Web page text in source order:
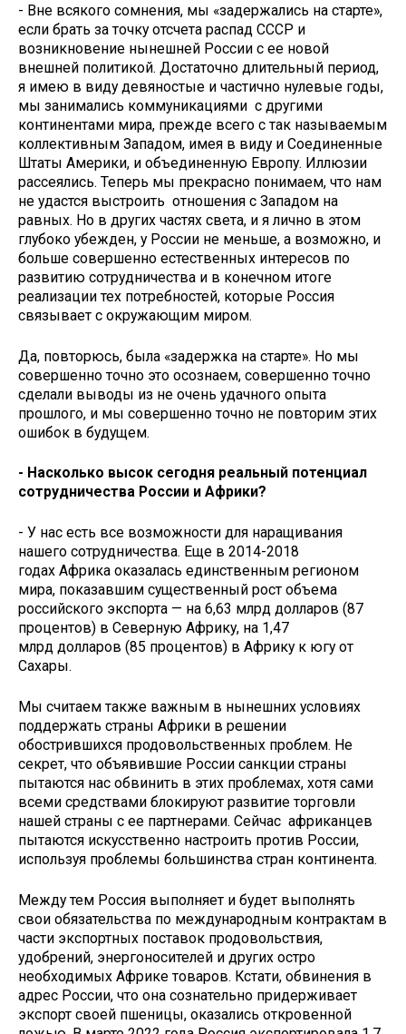
- Вне всякого сомнения, мы «задержались на старте»,
если брать за точку отсчета распад СССР и
возникновение нынешней России с ее новой
внешней политикой. Достаточно длительный период,
я имею в виду девяностые и частично нулевые годы,
мы занимались коммуникациями с другими
континентами мира, прежде всего с так называемым
коллективным Западом, имея в виду и Соединенные
Штаты Америки, и объединенную Европу. Иллюзии
рассеялись. Теперь мы прекрасно понимаем, что нам
не удастся выстроить отношения с Западом на
равных. Но в других частях света, и я лично в этом
глубоко убежден, у России не меньше, а возможно, и
больше совершенно естественных интересов по
развитию сотрудничества и в конечном итоге
реализации тех потребностей, которые Россия
связывает с окружающим миром.
Да, повторюсь, была «задержка на старте». Но мы
совершенно точно это осознаем, совершенно точно
сделали выводы из не очень удачного опыта
прошлого, и мы совершенно точно не повторим этих
ошибок в будущем.
- Насколько высок сегодня реальный потенциал
сотрудничества России и Африки?
- У нас есть все возможности для наращивания
нашего сотрудничества. Еще в 2014-2018
годах Африка оказалась единственным регионом
мира, показавшим существенный рост объема
российского экспорта — на 6,63 млрд долларов (87
процентов) в Северную Африку, на 1,47
млрд долларов (85 процентов) в Африку к югу от
Сахары.
Мы считаем также важным в нынешних условиях
поддержать страны Африки в решении
обострившихся продовольственных проблем. Не
секрет, что объявившие России санкции страны
пытаются нас обвинить в этих проблемах, хотя сами
всеми средствами блокируют развитие торговли
нашей страны с ее партнерами. Сейчас африканцев
пытаются искусственно настроить против России,
используя проблемы большинства стран континента.
Между тем Россия выполняет и будет выполнять
свои обязательства по международным контрактам в
части экспортных поставок продовольствия,
удобрений, энергоносителей и других остро
необходимых Африке товаров. Кстати, обвинения в
адрес России, что она сознательно придерживает
экспорт своей пшеницы, оказались откровенной